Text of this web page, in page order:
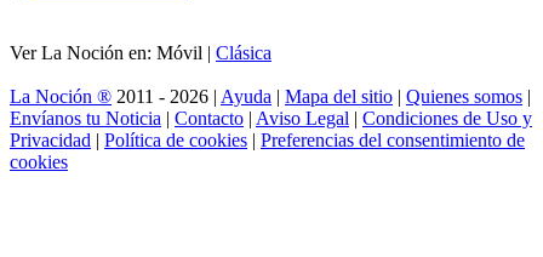
Ver La Noción en: Móvil | Clásica
La Noción ® 2011 - 2026 | Ayuda | Mapa del sitio | Quienes somos |
Envíanos tu Noticia | Contacto | Aviso Legal | Condiciones de Uso y
Privacidad | Política de cookies | Preferencias del consentimiento de
cookies